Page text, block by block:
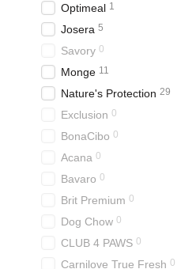
Optimeal 1
Josera 5
Savory 0
Monge 11
Nature's Protection 29
Exclusion 0
BonaCibo 0
Acana 0
Bavaro 0
Brit Premium 0
Dog Chow 0
CLUB 4 PAWS 0
Carnilove True Fresh 0